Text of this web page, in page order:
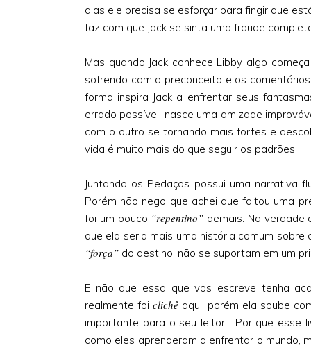
dias ele precisa se esforçar para fingir que
faz com que Jack se sinta uma fraude
Mas quando Jack conhece Libby algo
sofrendo com o preconceito e os
forma inspira Jack a enfrentar seus
errado possível, nasce uma amizade
com o outro se tornando mais fortes e
vida é muito mais do que seguir os padrões.
Juntando os Pedaços possui uma narrativa
Porém não nego que achei que faltou uma
foi um pouco “repentino” demais. Na verdade
que ela seria mais uma história comum
“força” do destino, não se suportam em um
E não que essa que vos escreve tenha
realmente foi clichê aqui, porém ela soube
importante para o seu leitor. Por que esse
como eles aprenderam a enfrentar o mundo,